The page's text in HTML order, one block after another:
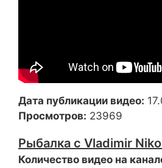
Дата публикации видео:
Просмотров: 23969
Рыбалка с Vladimir
Количество видео на